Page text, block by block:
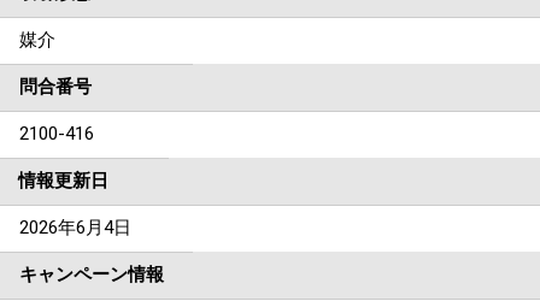
媒介
問合番号
2100-416
情報更新日
2026年6月4日
キャンペーン情報